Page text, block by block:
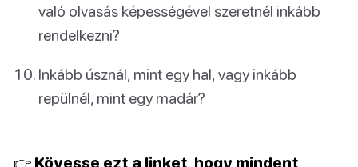
való olvasás képességével szeretnél inkább
rendelkezni?
Inkább úsznál, mint egy hal, vagy inkább
repülnél, mint egy madár?
👉 Kövesse ezt a linket, hogy mindent